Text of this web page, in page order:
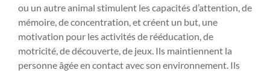
ou un autre animal stimulent les capacités d’attention, de
mémoire, de concentration, et créent un but, une
motivation pour les activités de rééducation, de
motricité, de découverte, de jeux. Ils maintiennent la
personne âgée en contact avec son environnement. Ils